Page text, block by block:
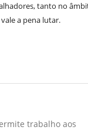
tanto no
a pena lutar.
trabalho aos